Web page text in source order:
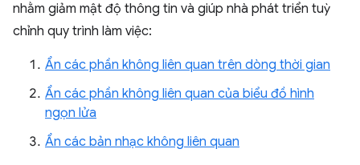
nhằm giảm mật độ thông tin và giúp nhà phát triển tuỳ
chỉnh quy trình làm việc:
Ẩn các phần không liên quan trên dòng thời gian
Ẩn các phần không liên quan của biểu đồ hình
ngọn lửa
Ẩn các bản nhạc không liên quan